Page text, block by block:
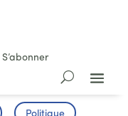
S’abonner